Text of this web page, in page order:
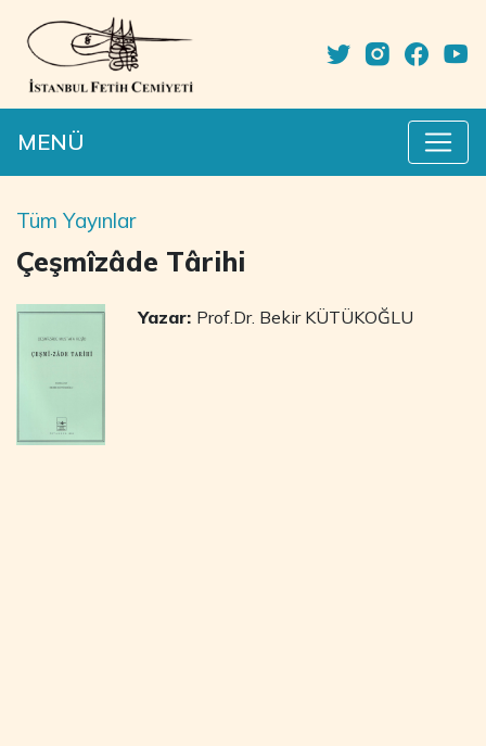
MENÜ
Tüm Yayınlar
Çeşmîzâde Târihi
Yazar: Prof.Dr. Bekir KÜTÜKOĞLU